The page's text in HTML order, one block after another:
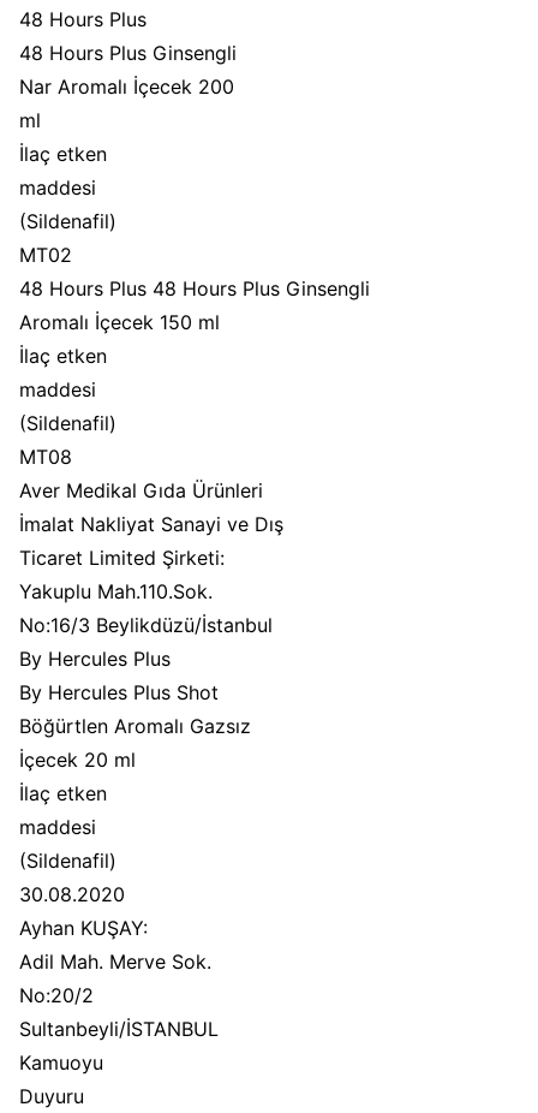
48 Hours Plus
48 Hours Plus Ginsengli
Nar Aromalı İçecek 200
ml
İlaç etken
maddesi
(Sildenafil)
MT02
48 Hours Plus 48 Hours Plus Ginsengli
Aromalı İçecek 150 ml
İlaç etken
maddesi
(Sildenafil)
MT08
Aver Medikal Gıda Ürünleri
İmalat Nakliyat Sanayi ve Dış
Ticaret Limited Şirketi:
Yakuplu Mah.110.Sok.
No:16/3 Beylikdüzü/İstanbul
By Hercules Plus
By Hercules Plus Shot
Böğürtlen Aromalı Gazsız
İçecek 20 ml
İlaç etken
maddesi
(Sildenafil)
30.08.2020
Ayhan KUŞAY:
Adil Mah. Merve Sok.
No:20/2
Sultanbeyli/İSTANBUL
Kamuoyu
Duyuru